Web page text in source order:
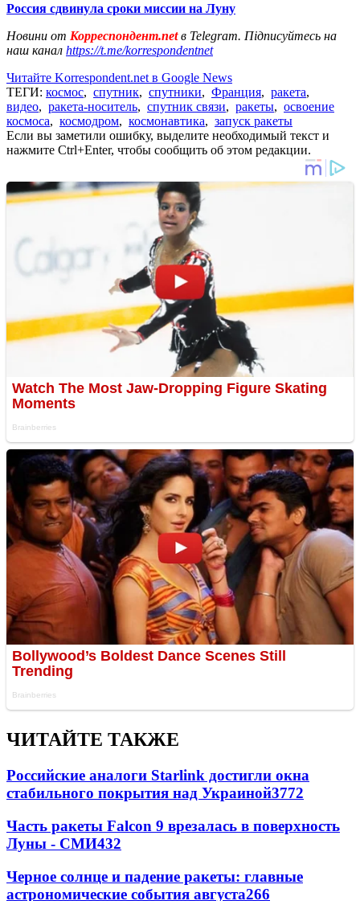
Россия сдвинула сроки миссии на Луну
Новини от Корреспондент.netв Telegram. Підписуйтесь на
наш канал https://t.me/korrespondentnet
Читайте Korrespondent.net в Google News
ТЕГИ: космос, спутник, спутники, Франция, ракета,
видео, ракета-носитель, спутник связи, ракеты, освоение
космоса, космодром, космонавтика, запуск ракеты
Если вы заметили ошибку, выделите необходимый текст и
нажмите Ctrl+Enter, чтобы сообщить об этом редакции.
ЧИТАЙТЕ ТАКЖЕ
Российские аналоги Starlink достигли окна
стабильного покрытия над Украиной3772
Часть ракеты Falcon 9 врезалась в поверхность
Луны - СМИ432
Черное солнце и падение ракеты: главные
астрономические события августа266